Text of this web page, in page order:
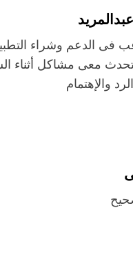
فى الدعم وشراء
تحدث معى مشاكل أثناء
والإهتمام